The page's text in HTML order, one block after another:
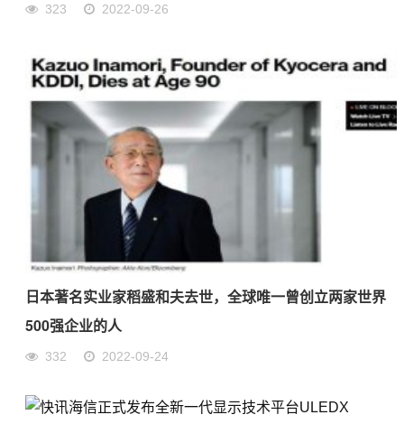
323 2022-09-26
日本著名实业家稻盛和夫去世，全球唯一曾创立两家世界
500强企业的人
332 2022-09-24